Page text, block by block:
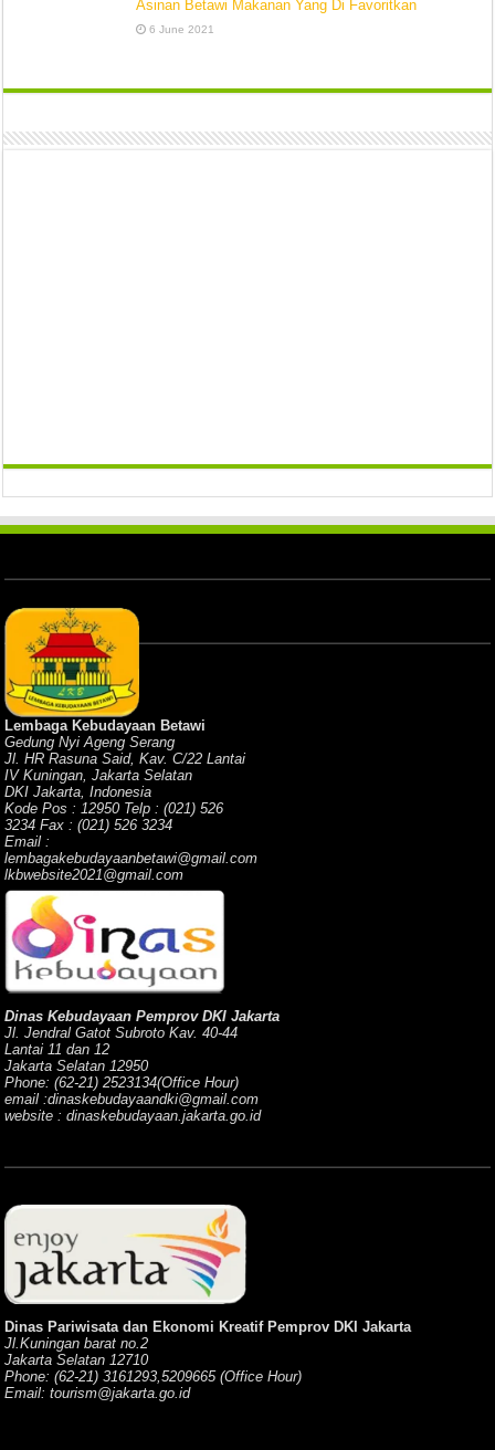
Asinan Betawi Makanan Yang Di Favoritkan
6 June 2021
Lembaga Kebudayaan Betawi
Gedung Nyi Ageng Serang
Jl. HR Rasuna Said, Kav. C/22 Lantai
IV Kuningan, Jakarta Selatan
DKI Jakarta, Indonesia
Kode Pos : 12950 Telp : (021) 526
3234 Fax : (021) 526 3234
Email :
lembagakebudayaanbetawi@gmail.com
lkbwebsite2021@gmail.com
Dinas Kebudayaan Pemprov DKI Jakarta
Jl. Jendral Gatot Subroto Kav. 40-44
Lantai 11 dan 12
Jakarta Selatan 12950
Phone: (62-21) 2523134(Office Hour)
email :dinaskebudayaandki@gmail.com
website : dinaskebudayaan.jakarta.go.id
Dinas Pariwisata dan Ekonomi Kreatif Pemprov DKI Jakarta
Jl.Kuningan barat no.2
Jakarta Selatan 12710
Phone: (62-21) 3161293,5209665 (Office Hour)
Email: tourism@jakarta.go.id